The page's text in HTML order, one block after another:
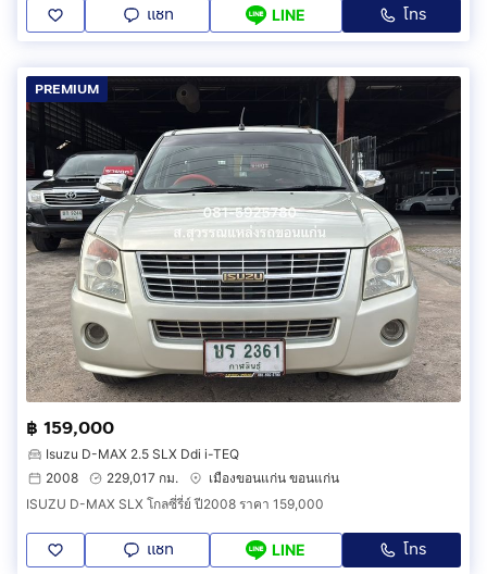
แชท LINE โทร
PREMIUM
฿ 159,000
Isuzu D-MAX 2.5 SLX Ddi i-TEQ
2008
229,017 กม.
เมืองขอนแก่น ขอนแก่น
ISUZU D-MAX SLX โกลซี่รี่ย์ ปี2008 ราคา 159,000
แชท LINE โทร